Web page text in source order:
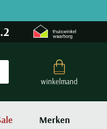
winkelmand
Submit search
Merken